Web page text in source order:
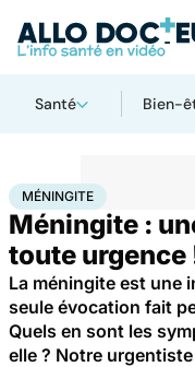
Santé Bien-
AccueilSanté Urgences
MÉNINGITE
Méningite :
toute urgence
La méningite est une
seule évocation fait
Quels en sont les
elle ? Notre